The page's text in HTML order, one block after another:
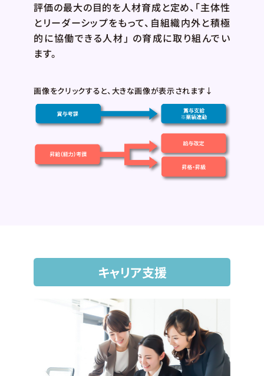
評価の最大の目的を人材育成と定め、「主体性
とリーダーシップをもって、自組織内外と積極
的に協働できる人材」 の育成に取り組んでい
ます。
画像をクリックすると、大きな画像が表示されます↓
キャリア支援